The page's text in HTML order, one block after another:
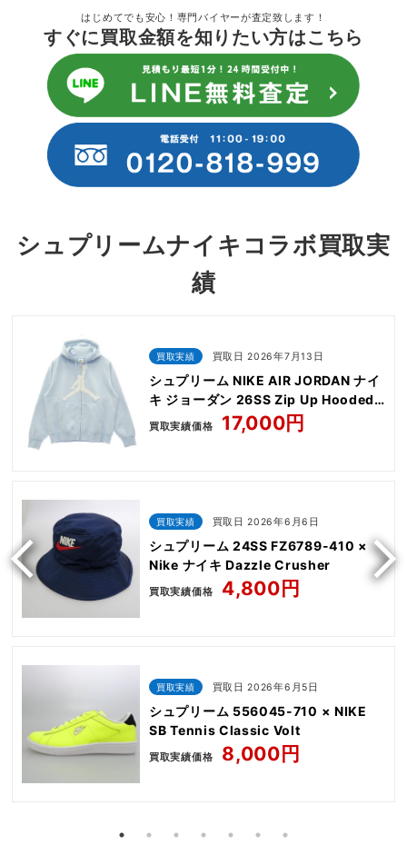
はじめてでも安心！専門バイヤーが査定致します！
すぐに買取金額を知りたい方はこちら
シュプリームナイキコラボ買取実
績
買取実績 買取日 2026年7月13日
シュプリーム NIKE AIR JORDAN ナイ
キ ジョーダン 26SS Zip Up Hooded
Sweatshirt
買取実績価格 17,000円
買取実績 買取日 2026年6月6日
シュプリーム 24SS FZ6789-410 ×
Nike ナイキ Dazzle Crusher
買取実績価格 4,800円
買取実績 買取日 2026年6月5日
シュプリーム 556045-710 × NIKE
SB Tennis Classic Volt
買取実績価格 8,000円